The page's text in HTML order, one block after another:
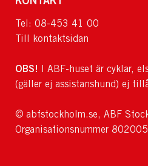
Tel: 08-453 41 00
Till kontaktsidan
OBS! I ABF-huset är cyklar,
(gäller ej assistanshund) ej
© abfstockholm.se, ABF
Organisationsnummer